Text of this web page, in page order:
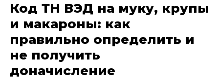
Код ТН ВЭД на муку, крупы
и макароны: как
правильно определить и
не получить
доначисление